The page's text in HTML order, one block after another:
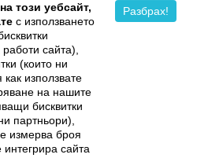
този уебсайт,
с използването
сайта),
(които ни
използвате
на нашите
бисквитки
партньори),
измерва броя
сайта
Разбрах!